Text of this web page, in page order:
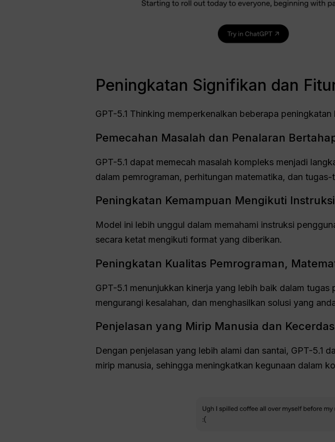
Peningkatan Signifikan dan
GPT-5.1 Thinking memperkenalkan beberapa
Pemecahan Masalah dan Penalaran
GPT-5.1 dapat memecah masalah kompleks menjadi
dalam pemrograman, perhitungan matematika, dan tugas-
Peningkatan Kemampuan Mengikuti
Model ini lebih unggul dalam memahami instruksi
secara ketat mengikuti format yang diberikan.
Peningkatan Kualitas Pemrograman,
GPT-5.1 menunjukkan kinerja yang lebih baik dalam
mengurangi kesalahan, dan menghasilkan solusi yang
Penjelasan yang Mirip Manusia dan
Dengan penjelasan yang lebih alami dan santai, GPT-5.1
mirip manusia, sehingga meningkatkan kegunaan dalam